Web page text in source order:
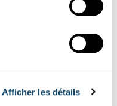
Afficher les détails
enjeux des
?